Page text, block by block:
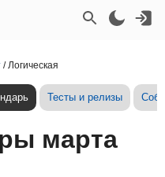
/Логическая
Тесты и релизы
марта